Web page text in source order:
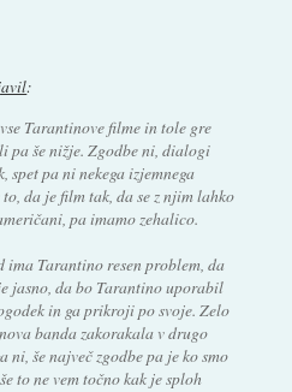
:
Tarantinove filme in tole gre
pa še nižje. Zgodbe ni, dialogi
spet pa ni nekega izjemnega
da je film tak, da se z njim lahko
pa imamo zehalico.
ima Tarantino resen problem, da
jasno, da bo Tarantino uporabil
in ga prikroji po svoje. Zelo
banda zakorakala v drugo
še največ zgodbe pa je ko smo
to ne vem točno kak je sploh